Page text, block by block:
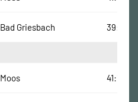
Bad Griesbach 39:34
Moos 41:11